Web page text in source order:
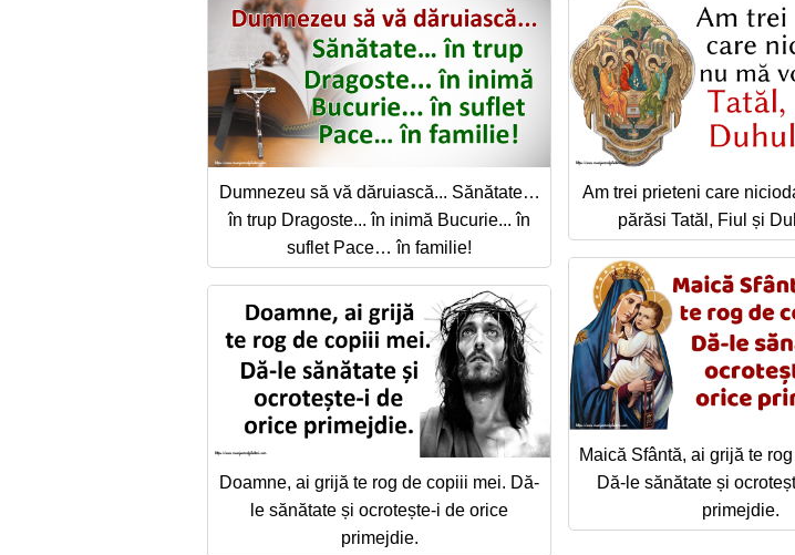
Dumnezeu să vă dăruiască... Sănătate…
în trup Dragoste... în inimă Bucurie... în
suflet Pace… în familie!
Am trei prieteni care
părăsi Tatăl, Fiul și
Maică Sfântă, ai grijă te
Dă-le sănătate și
primejdie.
Doamne, ai grijă te rog de copiii mei. Dă-
le sănătate și ocrotește-i de orice
primejdie.